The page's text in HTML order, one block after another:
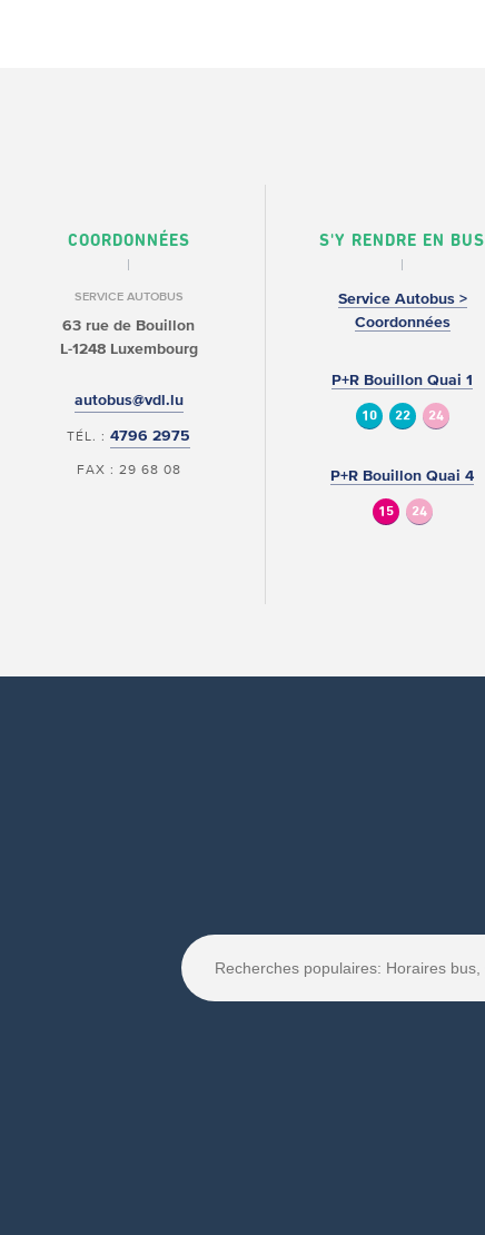
COORDONNÉES
SERVICE AUTOBUS
63 rue de Bouillon
L-1248 Luxembourg
autobus@vdl.lu
TÉL. :4796 2975
FAX : 29 68 08
S'Y RENDRE EN BUS
Service Autobus >
Coordonnées
P+R Bouillon Quai 1
10 22 24
P+R Bouillon Quai 4
15 24